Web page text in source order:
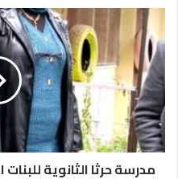
م
د
ر
س
ة
ح
ر
ث
ا
مدرسة حرثا الثانوية